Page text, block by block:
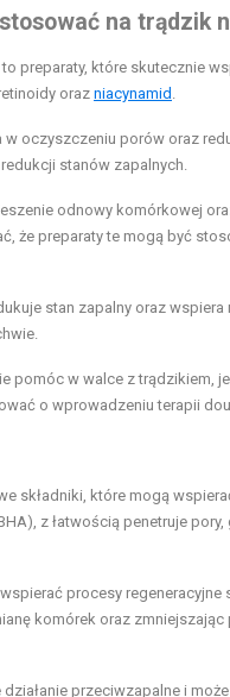
na trądzik
preparaty, które skutecznie
oraz niacynamid
w oczyszczeniu porów oraz
stanów zapalnych.
odnowy komórkowej
że preparaty te mogą być
stan zapalny oraz
pomóc w walce z trądzikiem,
o wprowadzeniu terapii
składniki, które mogą
z łatwością penetruje
procesy
komórek oraz
przeciwzapalne i